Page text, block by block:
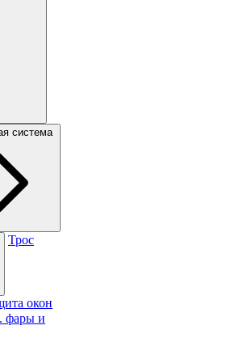
система
Трос
окон
фары и